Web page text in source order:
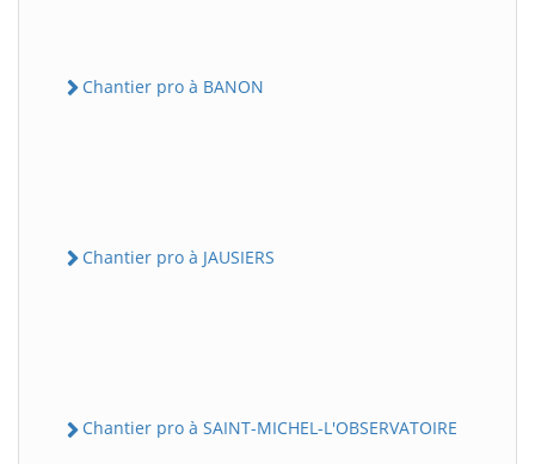
Chantier pro à BANON
Chantier pro à JAUSIERS
Chantier pro à SAINT-MICHEL-L'OBSERVATOIRE